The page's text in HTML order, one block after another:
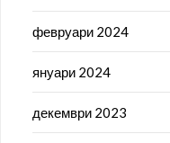
февруари 2024
януари 2024
декември 2023